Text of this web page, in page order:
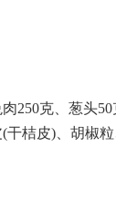
250克、葱头
干桔皮)、胡椒